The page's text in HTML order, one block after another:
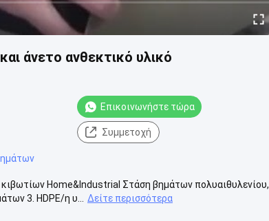
άνετο ανθεκτικό υλικό
Επικοινωνήστε τώρα
Συμμετοχή
Home&Industrial Στάση βημάτων πολυαιθυλενίου,
3. HDPE/η υ...
Δείτε περισσότερα